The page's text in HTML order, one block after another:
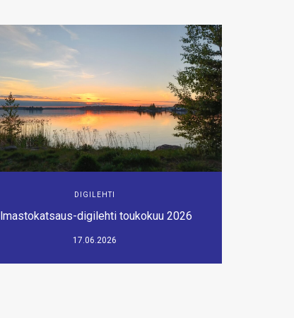
DIGILEHTI
Ilmastokatsaus-digilehti toukokuu 2026
17.06.2026